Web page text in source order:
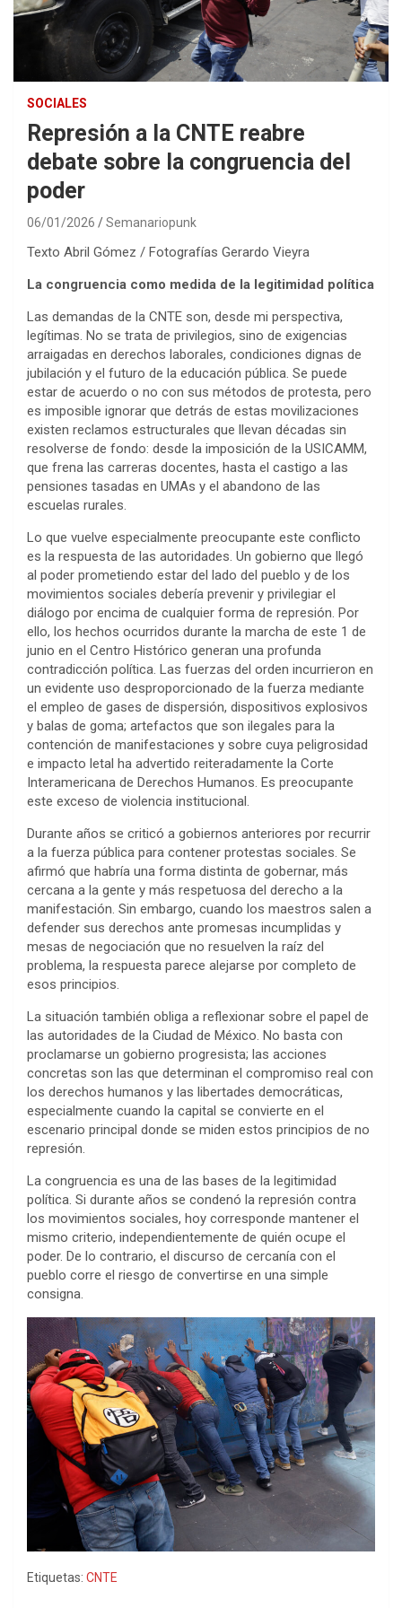
SOCIALES
Represión a la CNTE reabre
debate sobre la congruencia del
poder
06/01/2026 Semanariopunk
Texto Abril Gómez / Fotografías Gerardo Vieyra
La congruencia como medida de la legitimidad política
Las demandas de la CNTE son, desde mi perspectiva,
legítimas. No se trata de privilegios, sino de exigencias
arraigadas en derechos laborales, condiciones dignas de
jubilación y el futuro de la educación pública. Se puede
estar de acuerdo o no con sus métodos de protesta, pero
es imposible ignorar que detrás de estas movilizaciones
existen reclamos estructurales que llevan décadas sin
resolverse de fondo: desde la imposición de la USICAMM,
que frena las carreras docentes, hasta el castigo a las
pensiones tasadas en UMAs y el abandono de las
escuelas rurales.
Lo que vuelve especialmente preocupante este conflicto
es la respuesta de las autoridades. Un gobierno que llegó
al poder prometiendo estar del lado del pueblo y de los
movimientos sociales debería prevenir y privilegiar el
diálogo por encima de cualquier forma de represión. Por
ello, los hechos ocurridos durante la marcha de este 1 de
junio en el Centro Histórico generan una profunda
contradicción política. Las fuerzas del orden incurrieron en
un evidente uso desproporcionado de la fuerza mediante
el empleo de gases de dispersión, dispositivos explosivos
y balas de goma; artefactos que son ilegales para la
contención de manifestaciones y sobre cuya peligrosidad
e impacto letal ha advertido reiteradamente la Corte
Interamericana de Derechos Humanos. Es preocupante
este exceso de violencia institucional.
Durante años se criticó a gobiernos anteriores por recurrir
a la fuerza pública para contener protestas sociales. Se
afirmó que habría una forma distinta de gobernar, más
cercana a la gente y más respetuosa del derecho a la
manifestación. Sin embargo, cuando los maestros salen a
defender sus derechos ante promesas incumplidas y
mesas de negociación que no resuelven la raíz del
problema, la respuesta parece alejarse por completo de
esos principios.
La situación también obliga a reflexionar sobre el papel de
las autoridades de la Ciudad de México. No basta con
proclamarse un gobierno progresista; las acciones
concretas son las que determinan el compromiso real con
los derechos humanos y las libertades democráticas,
especialmente cuando la capital se convierte en el
escenario principal donde se miden estos principios de no
represión.
La congruencia es una de las bases de la legitimidad
política. Si durante años se condenó la represión contra
los movimientos sociales, hoy corresponde mantener el
mismo criterio, independientemente de quién ocupe el
poder. De lo contrario, el discurso de cercanía con el
pueblo corre el riesgo de convertirse en una simple
consigna.
Etiquetas: CNTE